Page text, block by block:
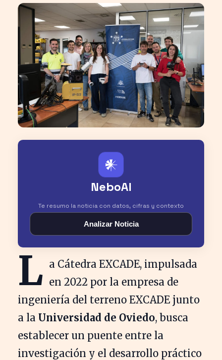
𒀭
NeboAI
Te resumo la noticia con datos, cifras y contexto
Analizar Noticia
L a Cátedra EXCADE, impulsada
en 2022 por la empresa de
ingeniería del terreno EXCADE junto
a la Universidad de Oviedo, busca
establecer un puente entre la
investigación y el desarrollo práctico